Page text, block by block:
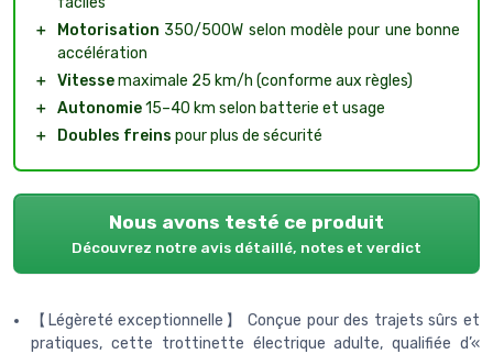
＋
Motorisation 350/500W selon modèle pour une bonne
accélération
＋ Vitessemaximale 25 km/h (conforme aux règles)
＋ Autonomie15–40 km selon batterie et usage
＋
Doubles freins pour plus de sécurité
Nous avons testé ce produit
Découvrez notre avis détaillé, notes et verdict
【Légèreté exceptionnelle】 Conçue pour des trajets sûrs et
pratiques, cette trottinette électrique adulte, qualifiée d’«